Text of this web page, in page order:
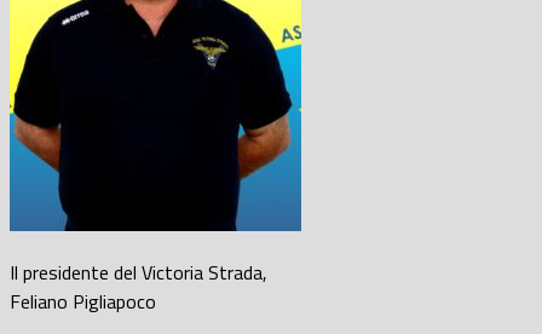
Il presidente del Victoria Strada,
Feliano Pigliapoco